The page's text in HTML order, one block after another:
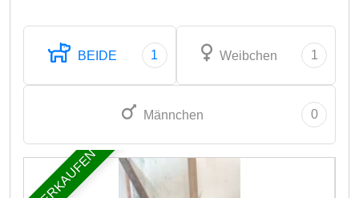
BEIDE 1 Weibchen 1
Männchen 0